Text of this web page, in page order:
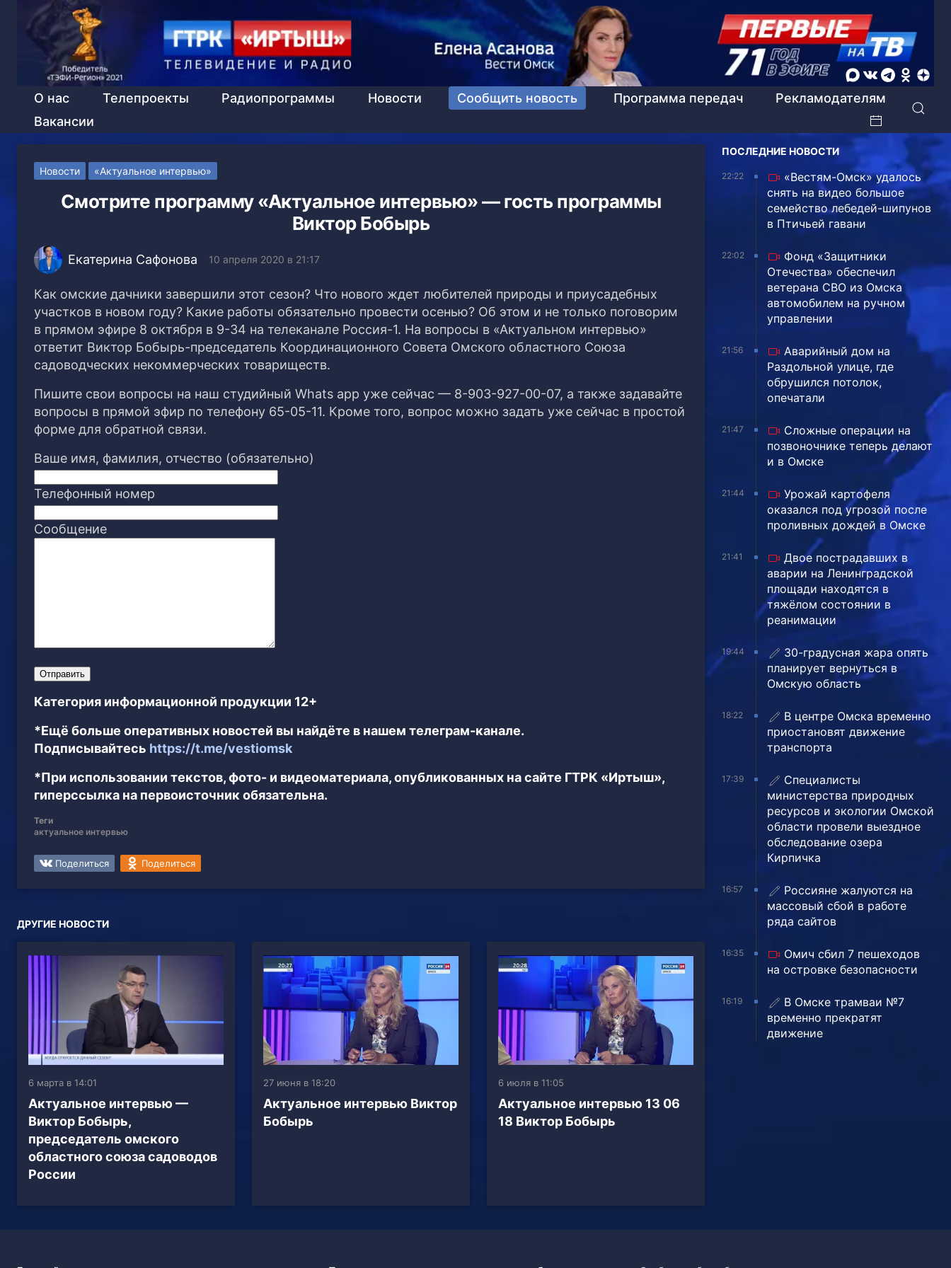
О нас Телепроекты Радиопрограммы Новости Сообщить новость Программа передач
Рекламодателям
Вакансии
Новости «Актуальное интервью»
Смотрите программу «Актуальное интервью» — гость программы
Виктор Бобырь
Екатерина Сафонова 10 апреля 2020 в 21:17
Как омские дачники завершили этот сезон? Что нового ждет любителей природы и приусадебных
участков в новом году? Какие работы обязательно провести осенью? Об этом и не только поговорим
в прямом эфире 8 октября в 9-34 на телеканале Россия-1. На вопросы в «Актуальном интервью»
ответит Виктор Бобырь-председатель Координационного Совета Омского областного Союза
садоводческих некоммерческих товариществ.
Пишите свои вопросы на наш студийный Whats app уже сейчас — 8-903-927-00-07, а также задавайте
вопросы в прямой эфир по телефону 65-05-11. Кроме того, вопрос можно задать уже сейчас в простой
форме для обратной связи.
Ваше имя, фамилия, отчество (обязательно)
Телефонный номер
Сообщение
Категория информационной продукции 12+
*Ещё больше оперативных новостей вы найдёте в нашем телеграм-канале.
Подписывайтесь https://t.me/vestiomsk
*При использовании текстов, фото- и видеоматериала, опубликованных на сайте ГТРК «Иртыш»,
гиперссылка на первоисточник обязательна.
Теги
актуальное интервью
Поделиться Поделиться
ДРУГИЕ НОВОСТИ
6 марта в 14:01
Актуальное интервью —
Виктор Бобырь,
председатель омского
областного союза садоводов
России
27 июня в 18:20
Актуальное интервью Виктор
Бобырь
6 июля в 11:05
Актуальное интервью 13 06
18 Виктор Бобырь
ПОСЛЕДНИЕ НОВОСТИ
22:22
«Вестям-Омск» удалось
снять на видео большое
семейство лебедей-шипунов
в Птичьей гавани
22:02
Фонд «Защитники
Отечества» обеспечил
ветерана СВО из Омска
автомобилем на ручном
управлении
21:56
Аварийный дом на
Раздольной улице, где
обрушился потолок,
опечатали
21:47
Сложные операции на
позвоночнике теперь делают
и в Омске
21:44
Урожай картофеля
оказался под угрозой после
проливных дождей в Омске
21:41
Двое пострадавших в
аварии на Ленинградской
площади находятся в
тяжёлом состоянии в
реанимации
19:44
30-градусная жара опять
планирует вернуться в
Омскую область
18:22
В центре Омска временно
приостановят движение
транспорта
17:39
Специалисты
министерства природных
ресурсов и экологии Омской
области провели выездное
обследование озера
Кирпичка
16:57
Россияне жалуются на
массовый сбой в работе
ряда сайтов
16:35
Омич сбил 7 пешеходов
на островке безопасности
16:19
В Омске трамваи №7
временно прекратят
движение